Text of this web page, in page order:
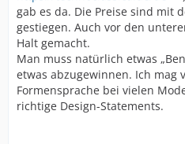
gab es da. Die Preise sind mit
gestiegen. Auch vor den
Halt gemacht.
Man muss natürlich etwas
etwas abzugewinnen. Ich mag
Formensprache bei vielen
richtige Design-Statements.